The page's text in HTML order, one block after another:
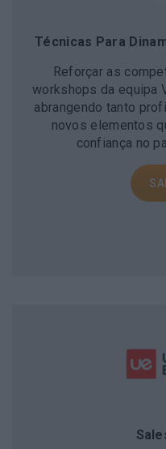
Técnicas Para
Reforçar as
workshops da equipa
abrangendo tanto
novos elementos
confiança no